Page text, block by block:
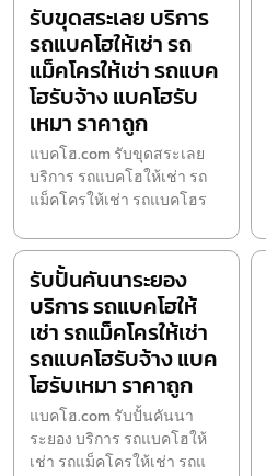
รับขุดสระเลย บริการ
รถแบคโฮให้เช่า รถ
แม็คโครให้เช่า รถแบค
โฮรับจ้าง แบคโฮรับ
เหมา ราคาถูก
แบคโฮ.com รับขุดสระเลย
บริการ รถแบคโฮให้เช่า รถ
แม็คโครให้เช่า รถแบคโฮร
รับปั้นคันนาระยอง
บริการ รถแบคโฮให้
เช่า รถแม็คโครให้เช่า
รถแบคโฮรับจ้าง แบค
โฮรับเหมา ราคาถูก
แบคโฮ.com รับปั้นคันนา
ระยอง บริการ รถแบคโฮให้
เช่า รถแม็คโครให้เช่า รถแ